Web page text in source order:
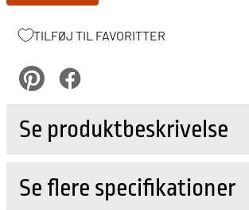
TILFØJ TIL FAVORITTER
pinterestFacebook
Se produktbeskrivelse
Se flere specifikationer